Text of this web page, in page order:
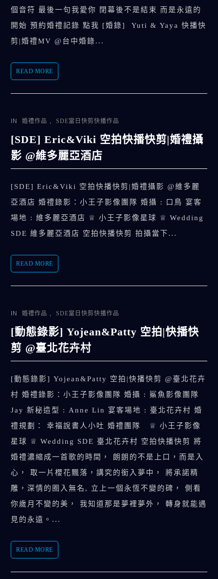
個音符 最後一句我愛你 閉幕後不是結束 而是永遠的
開始 預約婚禮記錄 點我 [婚錄] Yuti & Yaya 快播快
剪|婚禮MV @台中婚錄...
READ MORE
IN 婚禮作品 , SDE當日快剪快播作品
[SDE] Eric&Viki 空拍快播快剪|婚禮攝
影 @維多麗亞酒店
[SDE] Eric&Viki 空拍快播快剪|婚禮攝影 @維多麗
亞酒店 婚禮錄影：小王子影像團隊 婚攝 : 口鳥 宴客
場地 : 維多麗亞酒店 ♕ 小王子影像星球 ♕ Wedding
SDE 維多麗亞酒店 空拍快播快剪 拍攝當下...
READ MORE
IN 婚禮作品 , SDE當日快剪快播作品
[動態錄影] Yojean&Patty 空拍|快播快
剪 @臺北花卉村
[動態錄影] Yojean&Patty 空拍|快播快剪 @臺北花卉
村 婚禮錄影：小王子影像團隊 婚攝 : 鯊魚影像團隊
Jay 新秘造型 : Anne Lin 宴客場地 : 臺北花卉村 婚
禮規劃： 幸福說書人小吐 婚禮團隊 ♕ 小王子影像
星球 ♕ Wedding SDE 臺北花卉村 空拍快播快剪 將
婚禮濃縮成一首歌的時間， 朗朗的不是上口，而是入
心， 取一片櫻花飄落，講究的銜入夢中， 將承諾精
雕，深情的圈入無名, 立上一個永恆不變的碑， 側看
你歲月不變的美， 我知道那是夢裡夢外， 轉身就能遇
見的永遠。...
READ MORE